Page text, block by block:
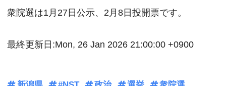
衆院選は1月27日公示、2月8日投開票です。
最終更新日:Mon, 26 Jan 2026 21:00:00 +0900